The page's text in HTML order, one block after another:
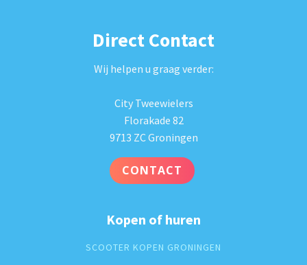
Direct Contact
Wij helpen u graag verder:
City Tweewielers
Florakade 82
9713 ZC Groningen
CONTACT
Kopen of huren
SCOOTER KOPEN GRONINGEN